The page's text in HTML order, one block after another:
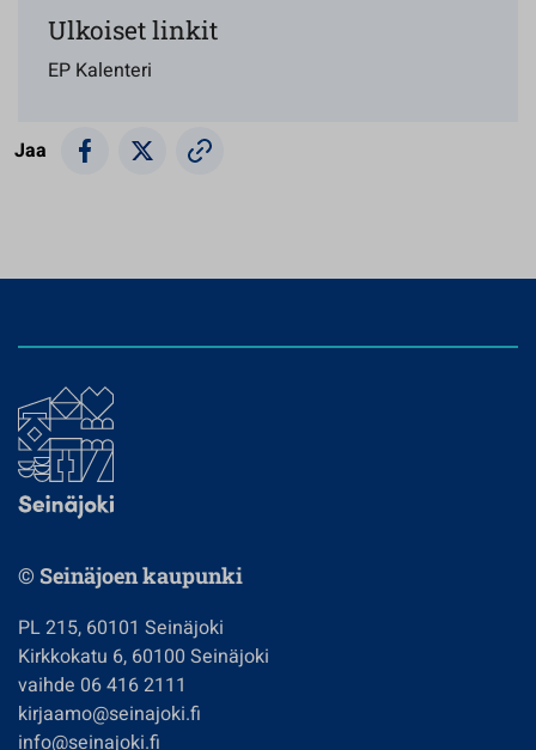
Ulkoiset linkit
EP Kalenteri
Jaa
© Seinäjoen kaupunki
PL 215, 60101 Seinäjoki
Kirkkokatu 6, 60100 Seinäjoki
vaihde 06 416 2111
kirjaamo@seinajoki.fi
info@seinajoki.fi